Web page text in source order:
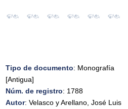
Tipo de documento: Monografía
[Antigua]
Núm. de registro: 1788
Autor: Velasco y Arellano, José Luis